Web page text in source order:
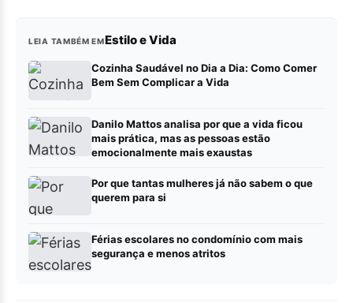
LEIA TAMBÉM EMEstilo e Vida
Cozinha Saudável no Dia a Dia: Como Comer
Bem Sem Complicar a Vida
Danilo Mattos analisa por que a vida ficou
mais prática, mas as pessoas estão
emocionalmente mais exaustas
Por que tantas mulheres já não sabem o que
querem para si
Férias escolares no condomínio com mais
segurança e menos atritos